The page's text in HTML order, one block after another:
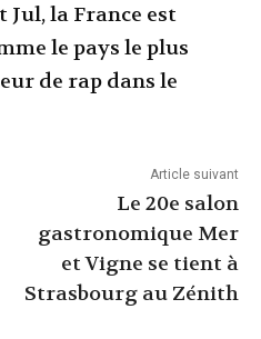
Jul, la France est
le pays le plus
de rap dans le
Article suivant
Le 20e salon
gastronomique Mer
et Vigne se tient à
Strasbourg au Zénith